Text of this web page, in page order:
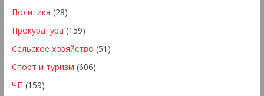
Политика (28)
Прокуратура (159)
Сельское хозяйство (51)
Спорт и туризм (606)
ЧП (159)